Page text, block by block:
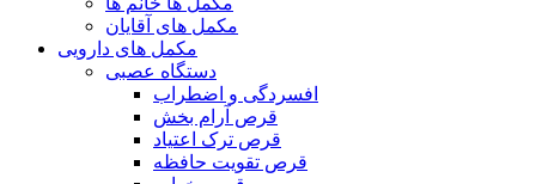
مکمل های آقایان
مکمل های دارویی
دستگاه عصبی
افسردگی و اضطراب
قرص آرام بخش
قرص ترک اعتیاد
قرص تقویت حافظه